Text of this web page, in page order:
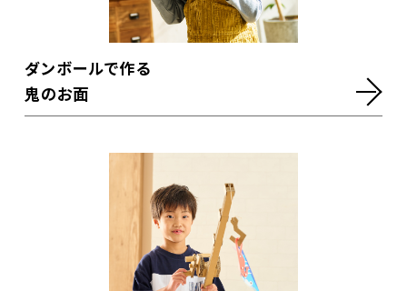
ダンボールで作る
鬼のお面